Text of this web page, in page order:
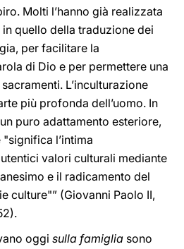
Molti l’hanno già realizzata
quello della traduzione dei
per facilitare la
di Dio e per permettere una
L’inculturazione
più profonda dell’uomo. In
puro adattamento esteriore,
l’intima
valori culturali mediante
e il radicamento del
culture"” (Giovanni Paolo II,
oggi sulla famiglia sono